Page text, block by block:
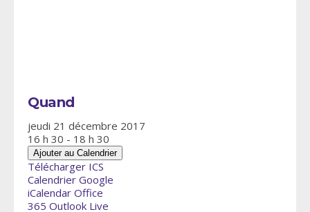
Quand
jeudi 21 décembre 2017
16 h 30 - 18 h 30
Ajouter au Calendrier
Télécharger ICS
Calendrier Google
iCalendar Office
365 Outlook Live